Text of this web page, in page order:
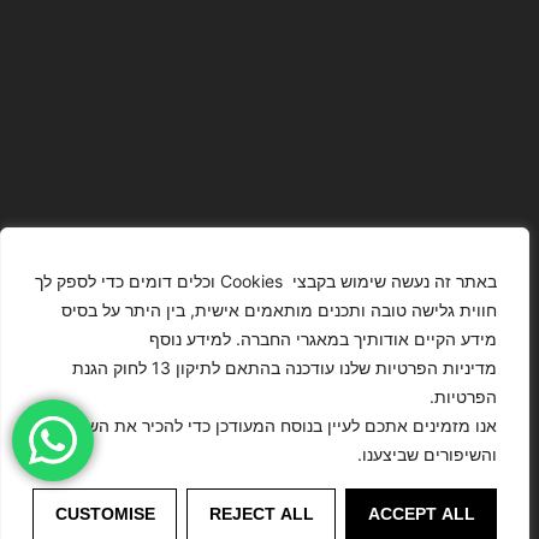
באתר זה נעשה שימוש בקבצי Cookies וכלים דומים כדי לספק לך
חווית גלישה טובה ותכנים מותאמים אישית, בין היתר על בסיס
מידע הקיים אודותיך במאגרי החברה. למידע נוסף
מדיניות הפרטיות שלנו עודכנה בהתאם לתיקון 13 לחוק הגנת
הפרטיות.
אנו מזמינים אתכם לעיין בנוסח המעודכן כדי להכיר את השינויים
והשיפורים שביצענו.
CUSTOMISE REJECT ALL ACCEPT ALL
Presented On
This Website
Have Been
Digitally
Enhanced Or
Modified.
MODELS
הזכויות שמורות
הפרטיות
הצהרת נגישות